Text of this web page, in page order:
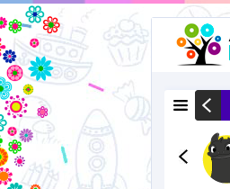
Раскраски Природа